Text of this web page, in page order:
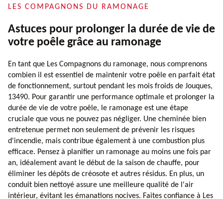
LES COMPAGNONS DU RAMONAGE
Astuces pour prolonger la durée de vie de
votre poêle grâce au ramonage
En tant que Les Compagnons du ramonage, nous comprenons
combien il est essentiel de maintenir votre poêle en parfait état
de fonctionnement, surtout pendant les mois froids de Jouques,
13490. Pour garantir une performance optimale et prolonger la
durée de vie de votre poêle, le ramonage est une étape
cruciale que vous ne pouvez pas négliger. Une cheminée bien
entretenue permet non seulement de prévenir les risques
d'incendie, mais contribue également à une combustion plus
efficace. Pensez à planifier un ramonage au moins une fois par
an, idéalement avant le début de la saison de chauffe, pour
éliminer les dépôts de créosote et autres résidus. En plus, un
conduit bien nettoyé assure une meilleure qualité de l'air
intérieur, évitant les émanations nocives. Faites confiance à Les